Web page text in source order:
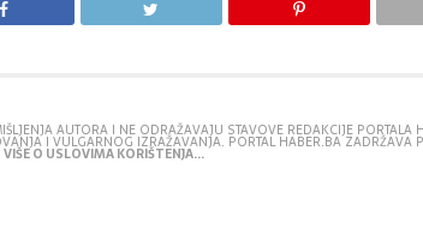
AUTORA I NE ODRAŽAVAJU STAVOVE REDAKCIJE
I VULGARNOG IZRAŽAVANJA. PORTAL HABER.BA ZADRŽAVA
VIŠE O USLOVIMA KORIŠTENJA...